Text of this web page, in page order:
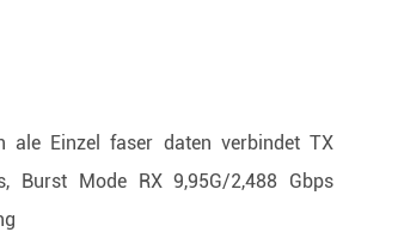
ale Einzel faser daten verbindet TX
Burst Mode RX 9,95G/2,488 Gbps